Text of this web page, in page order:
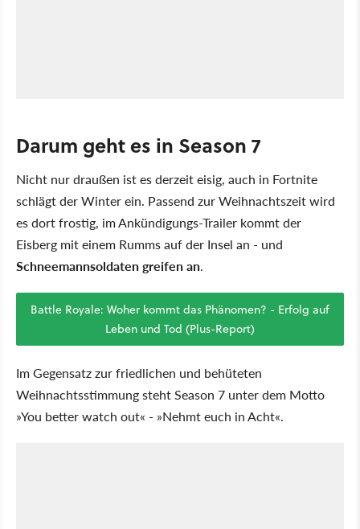
Darum geht es in Season 7
Nicht nur draußen ist es derzeit eisig, auch in Fortnite
schlägt der Winter ein. Passend zur Weihnachtszeit wird
es dort frostig, im Ankündigungs-Trailer kommt der
Eisberg mit einem Rumms auf der Insel an - und
Schneemannsoldaten greifen an.
Battle Royale: Woher kommt das Phänomen? - Erfolg auf
Leben und Tod (Plus-Report)
Im Gegensatz zur friedlichen und behüteten
Weihnachtsstimmung steht Season 7 unter dem Motto
»You better watch out« - »Nehmt euch in Acht«.